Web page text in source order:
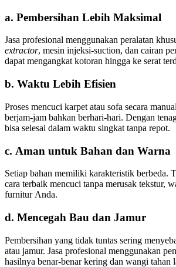
a. Pembersihan Lebih Maksimal
Jasa profesional menggunakan peralatan
extractor, mesin injeksi-suction, dan cairan
dapat mengangkat kotoran hingga ke serat
b. Waktu Lebih Efisien
Proses mencuci karpet atau sofa secara
berjam-jam bahkan berhari-hari. Dengan
bisa selesai dalam waktu singkat tanpa repot.
c. Aman untuk Bahan dan Warna
Setiap bahan memiliki karakteristik berbeda.
cara terbaik mencuci tanpa merusak tekstur,
furnitur Anda.
d. Mencegah Bau dan Jamur
Pembersihan yang tidak tuntas sering
atau jamur. Jasa profesional menggunakan
hasilnya benar-benar kering dan wangi tahan